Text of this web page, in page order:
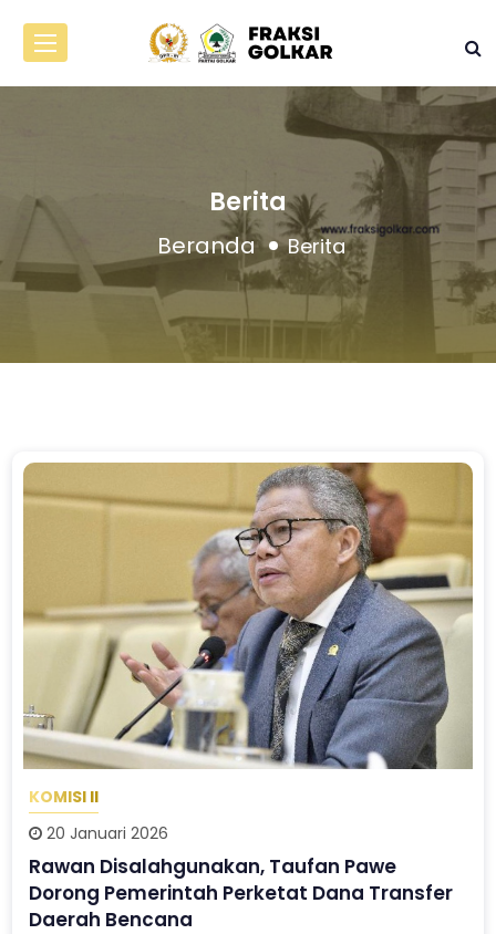
Berita
Beranda Berita
KOMISI II
20 Januari 2026
Rawan Disalahgunakan, Taufan Pawe
Dorong Pemerintah Perketat Dana Transfer
Daerah Bencana